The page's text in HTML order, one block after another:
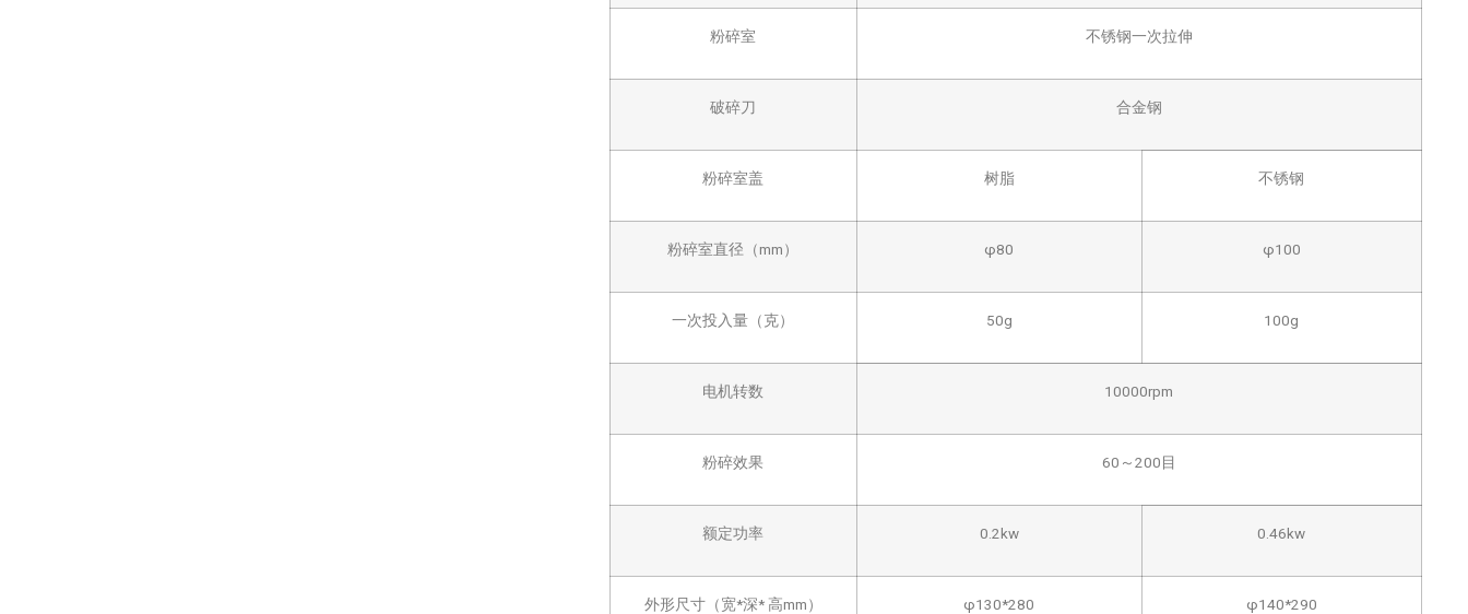
粉碎室 不锈钢一次拉伸
破碎刀 合金钢
粉碎室盖 树脂 不锈钢
粉碎室直径（mm） φ80 φ100
一次投入量（克） 50g 100g
电机转数 10000rpm
粉碎效果 60～200目
额定功率 0.2kw 0.46kw
外形尺寸（宽*深* 高mm） φ130*280 φ140*290